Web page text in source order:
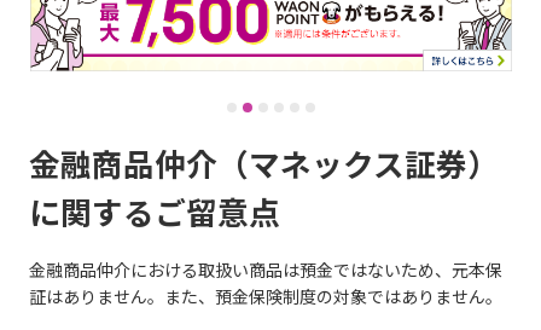
金融商品仲介（マネックス証券）
に関するご留意点
金融商品仲介における取扱い商品は預金ではないため、元本保
証はありません。また、預金保険制度の対象ではありません。